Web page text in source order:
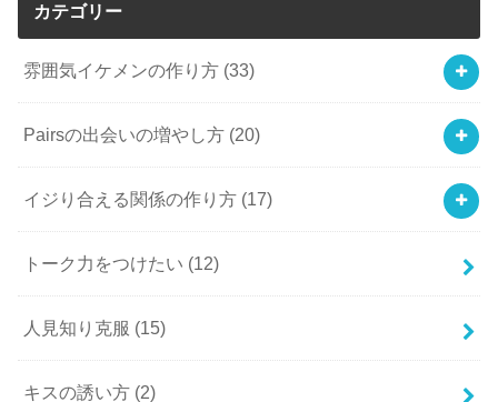
カテゴリー
雰囲気イケメンの作り方 (33)
Pairsの出会いの増やし方 (20)
イジり合える関係の作り方 (17)
トーク力をつけたい (12)
人見知り克服 (15)
キスの誘い方 (2)